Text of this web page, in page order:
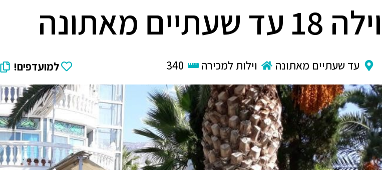
וילה 18 עד שעתיים מאתונה
עד שעתיים מאתונה וילות למכירה 340 למועדפים!